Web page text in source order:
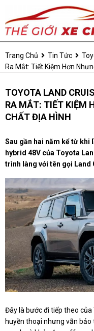
Trang Chủ Tin Tức
Ra Mắt: Tiết Kiệm Hơn
TOYOTA LAND
RA MẮT: TIẾT KIỆM
CHẤT ĐỊA HÌNH
Sau gần hai năm kể từ khi
hybrid 48V của Toyota
trình làng với tên gọi Land
Đây là bước đi tiếp theo
huyền thoại nhưng vẫn